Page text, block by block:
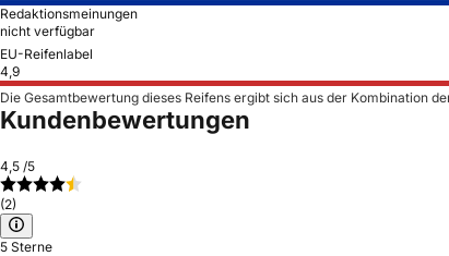
Redaktionsmeinungen
nicht verfügbar
EU-Reifenlabel
4,9
Die Gesamtbewertung dieses Reifens ergibt sich aus der Kombination
Kundenbewertungen
4,5 /5
(2)
5 Sterne